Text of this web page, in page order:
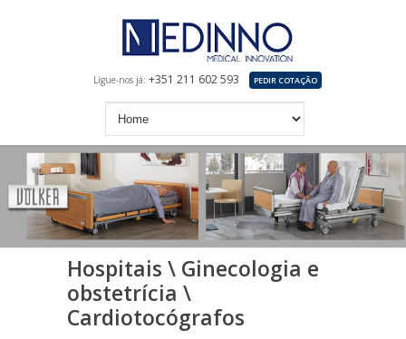
Ligue-nos já: +351 211 602 593 PEDIR COTAÇÃO
Hospitais \ Ginecologia e
obstetrícia \
Cardiotocógrafos